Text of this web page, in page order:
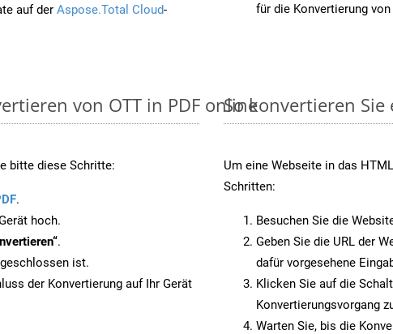
auf der Aspose.Total Cloud-
für die Konvertierung von
von OTT in PDF online
bitte diese Schritte:
.
hoch.
.
ist.
der Konvertierung auf Ihr Gerät
So konvertieren Sie
Um eine Webseite in das
Schritten:
Besuchen Sie die
Geben Sie die URL der
dafür vorgesehene
Klicken Sie auf die
Konvertierungsvorgang
Warten Sie, bis die